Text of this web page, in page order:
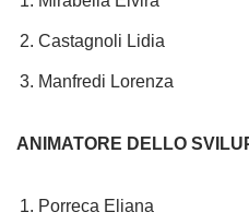
Castagnoli Lidia
Manfredi Lorenza
ANIMATORE DELLO
Porreca Eliana